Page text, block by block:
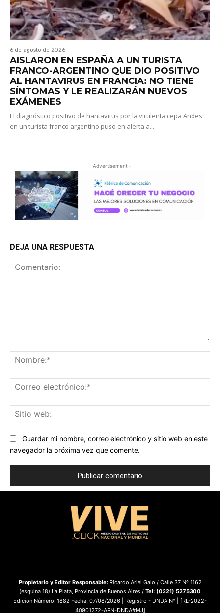
6 de agosto de 2026
AISLARON EN ESPAÑA A UN TURISTA
FRANCO-ARGENTINO QUE DIO POSITIVO
AL HANTAVIRUS EN FRANCIA: NO TIENE
SÍNTOMAS Y LE REALIZARÁN NUEVOS
EXÁMENES
El diagnóstico positivo de hantavirus por la virulenta cepa Andes
en un turista franco argentino puso en alerta a...
- Advertisement -
DEJA UNA RESPUESTA
Guardar mi nombre, correo electrónico y sitio web en este
navegador la próxima vez que comente.
Propietario y Editor Responsable:Ricardo Ariel Galo / Calle 37 Nº 1162
(esquina 18) La Plata, Provincia de Buenos Aires / Tel: (0221) 5275300
Edición Número: 1882 Fecha: 07/08/2026 | Registro - DNDA N° | [RL-2022-
40901272-APN-DNDA#MJ]